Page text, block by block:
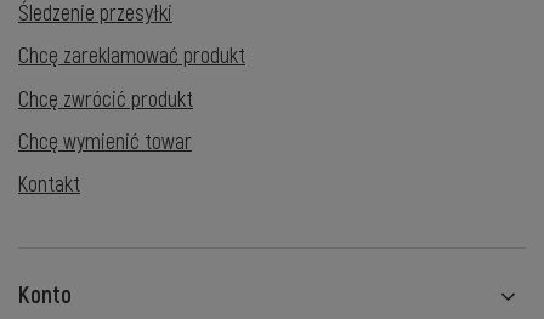
Śledzenie przesyłki
Chcę zareklamować produkt
Chcę zwrócić produkt
Chcę wymienić towar
Kontakt
Konto